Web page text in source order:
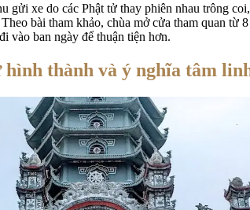
gửi xe do các Phật tử thay phiên nhau trông
bài tham khảo, chùa mở cửa tham quan
vào ban ngày để thuận tiện hơn.
thành và ý nghĩa tâm